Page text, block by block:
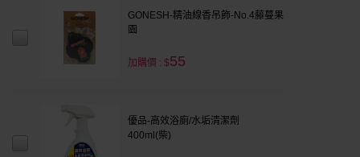
GONESH-精油線香吊飾-No.4藤蔓果
園
加購價 : $55
優品-高效浴廁/水垢清潔劑
400ml(柴)